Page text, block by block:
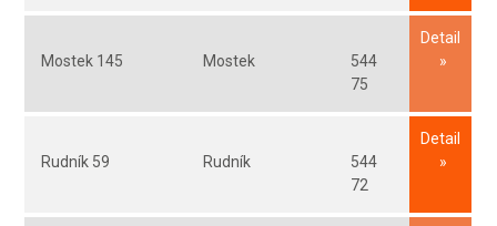
Mostek 145 Mostek
544
75
Detail
Rudník 59 Rudník
544
72
Detail